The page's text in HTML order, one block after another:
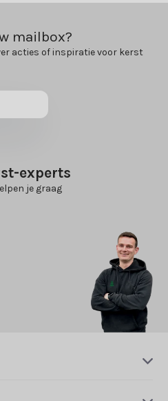
mailbox?
acties of inspiratie voor kerst
experts
je graag